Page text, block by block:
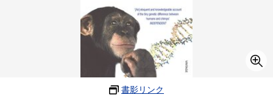
書影リンク